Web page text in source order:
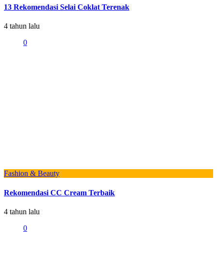
13 Rekomendasi Selai Coklat Terenak
4 tahun lalu
0
Fashion & Beauty
Rekomendasi CC Cream Terbaik
4 tahun lalu
0